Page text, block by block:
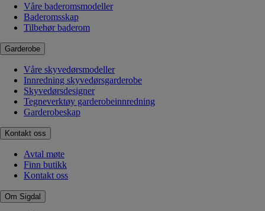
Våre baderomsmodeller
Baderomsskap
Tilbehør baderom
Garderobe
Våre skyvedørsmodeller
Innredning skyvedørsgarderobe
Skyvedørsdesigner
Tegneverktøy garderobeinnredning
Garderobeskap
Kontakt oss
Avtal møte
Finn butikk
Kontakt oss
Om Sigdal